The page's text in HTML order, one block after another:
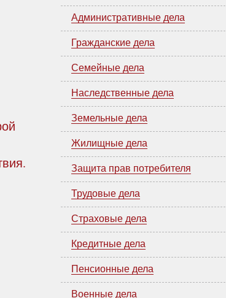
Административные дела
Гражданские дела
Семейные дела
Наследственные дела
Земельные дела
Жилищные дела
Защита прав потребителя
Трудовые дела
Страховые дела
Кредитные дела
Пенсионные дела
Военные дела